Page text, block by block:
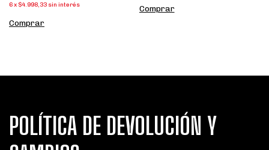
6x $4.998,33 sin interés
Comprar
Comprar
POLÍTICA DE DEVOLUCIÓN Y